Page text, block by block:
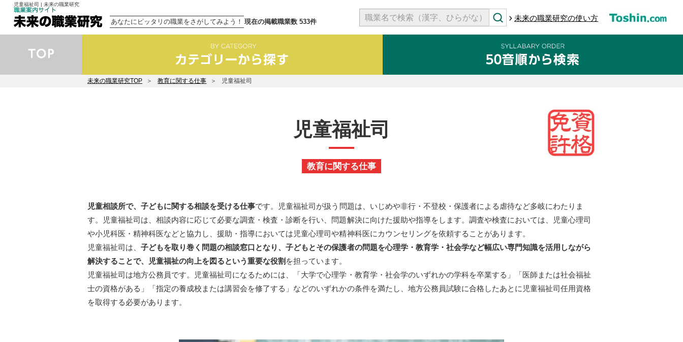
児童福祉司 | 未来の職業研究
現在の掲載職業数 533件
あなたにピッタリの職業をさがしてみよう！ 未来の職業研究の使い方
未来の職業研究TOP 教育に関する仕事 児童福祉司
児童福祉司
教育に関する仕事
児童相談所で、子どもに関する相談を受ける仕事です。児童福祉司が扱う問題は、いじめや非行・不登校・保護者による虐待など多岐にわたりま
す。児童福祉司は、相談内容に応じて必要な調査・検査・診断を行い、問題解決に向けた援助や指導をします。調査や検査においては、児童心理司
や小児科医・精神科医などと協力し、援助・指導においては児童心理司や精神科医にカウンセリングを依頼することがあります。
児童福祉司は、子どもを取り巻く問題の相談窓口となり、子どもとその保護者の問題を心理学・教育学・社会学など幅広い専門知識を活用しながら
解決することで、児童福祉の向上を図るという重要な役割 を担っています。
児童福祉司は地方公務員です。児童福祉司になるためには、「大学で心理学・教育学・社会学のいずれかの学科を卒業する」「医師または社会福祉
士の資格がある」「指定の養成校または講習会を修了する」などのいずれかの条件を満たし、地方公務員試験に合格したあとに児童福祉司任用資格
を取得する必要があります。